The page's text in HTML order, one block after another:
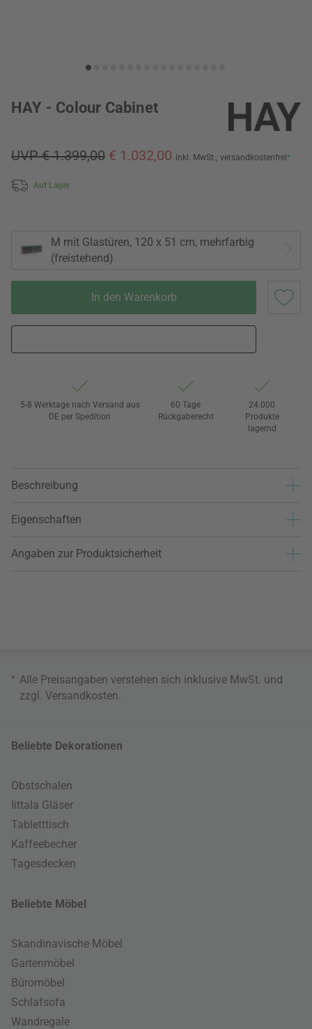
HAY - Colour Cabinet
UVP € 1.399,00 € 1.032,00 inkl. MwSt., versandkostenfrei*
Auf Lager
M mit Glastüren, 120 x 51 cm, mehrfarbig
(freistehend)
In den Warenkorb
5-8 Werktage nach Versand aus
DE per Spedition
60 Tage
Rückgaberecht
24.000
Produkte
lagernd
Beschreibung
Eigenschaften
Angaben zur Produktsicherheit
* Alle Preisangaben verstehen sich inklusive MwSt. und
zzgl. Versandkosten
Beliebte Dekorationen
Obstschalen
Iittala Gläser
Tabletttisch
Kaffeebecher
Tagesdecken
Beliebte Möbel
Skandinavische Möbel
Gartenmöbel
Büromöbel
Schlafsofa
Wandregale